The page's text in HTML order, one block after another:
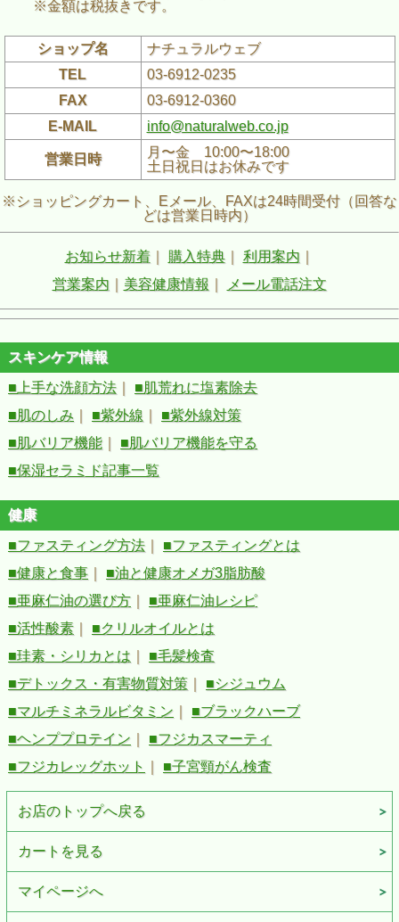
※金額は税抜きです。
ショップ名
ナチュラルウェブ
TEL
03-6912-0235
FAX
03-6912-0360
E-MAIL
info@naturalweb.co.jp
営業日時
月〜金 10:00〜18:00
土日祝日はお休みです
※ショッピングカート、Eメール、FAXは24時間受付（回答な
どは営業日時内）
お知らせ新着｜ 購入特典｜ 利用案内
営業案内
美容健康情報 メール電話注文
スキンケア情報
■上手な洗顔方法
■肌荒れに塩素除去
■肌のしみ
■紫外線
■紫外線対策
■肌バリア機能
■肌バリア機能を守る
■保湿セラミド記事一覧
健康
■ファスティング方法
■ファスティングとは
■健康と食事
■油と健康オメガ3脂肪酸
■亜麻仁油の選び方
■亜麻仁油レシピ
■活性酸素
■クリルオイルとは
■珪素・シリカとは
■毛髪検査
■デトックス・有害物質対策
■シジュウム
■マルチミネラルビタミン
■ブラックハーブ
■ヘンププロテイン
■フジカスマーティ
■フジカレッグホット
■子宮頸がん検査
お店のトップへ戻る
カートを見る
マイページへ